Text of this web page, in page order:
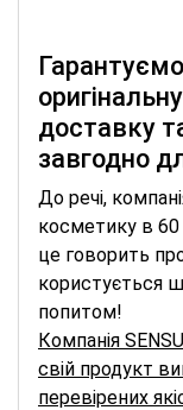
доставку
завгодно
До речі,
косметику в 60
це говорить
користується
попитом!
Компанія
свій продукт
перевірених